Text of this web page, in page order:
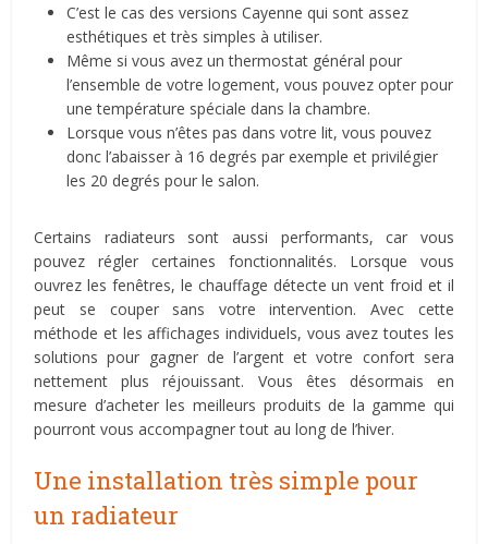
C’est le cas des versions Cayenne qui sont assez
esthétiques et très simples à utiliser.
Même si vous avez un thermostat général pour
l’ensemble de votre logement, vous pouvez opter pour
une température spéciale dans la chambre.
Lorsque vous n’êtes pas dans votre lit, vous pouvez
donc l’abaisser à 16 degrés par exemple et privilégier
les 20 degrés pour le salon.
Certains radiateurs sont aussi performants, car vous
pouvez régler certaines fonctionnalités. Lorsque vous
ouvrez les fenêtres, le chauffage détecte un vent froid et il
peut se couper sans votre intervention. Avec cette
méthode et les affichages individuels, vous avez toutes les
solutions pour gagner de l’argent et votre confort sera
nettement plus réjouissant. Vous êtes désormais en
mesure d’acheter les meilleurs produits de la gamme qui
pourront vous accompagner tout au long de l’hiver.
Une installation très simple pour
un radiateur